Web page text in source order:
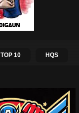
TOP 10 HQS